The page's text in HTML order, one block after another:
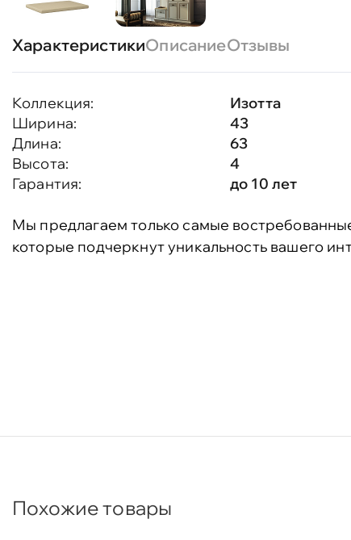
ХарактеристикиОписаниеОтзывы
Коллекция:
Изотта
Ширина:
43
Длина:
63
Высота:
4
Гарантия:
до 10 лет
Мы предлагаем только самые
которые подчеркнут уникальность вашего
Похожие товары